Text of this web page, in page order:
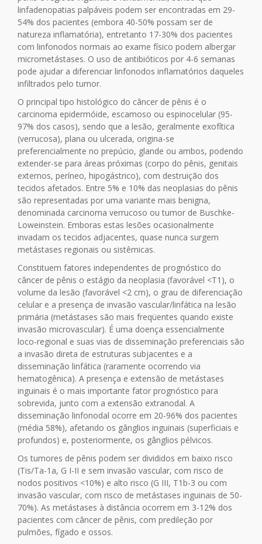
linfadenopatias palpáveis podem ser encontradas em 29-
54% dos pacientes (embora 40-50% possam ser de
natureza inflamatória), entretanto 17-30% dos pacientes
com linfonodos normais ao exame físico podem albergar
micrometástases. O uso de antibióticos por 4-6 semanas
pode ajudar a diferenciar linfonodos inflamatórios daqueles
infiltrados pelo tumor.
O principal tipo histológico do câncer de pênis é o
carcinoma epidermóide, escamoso ou espinocelular (95-
97% dos casos), sendo que a lesão, geralmente exofítica
(verrucosa), plana ou ulcerada, origina-se
preferencialmente no prepúcio, glande ou ambos, podendo
extender-se para áreas próximas (corpo do pênis, genitais
externos, períneo, hipogástrico), com destruição dos
tecidos afetados. Entre 5% e 10% das neoplasias do pênis
são representadas por uma variante mais benigna,
denominada carcinoma verrucoso ou tumor de Buschke-
Loweinstein. Emboras estas lesões ocasionalmente
invadam os tecidos adjacentes, quase nunca surgem
metástases regionais ou sistêmicas.
Constituem fatores independentes de prognóstico do
câncer de pênis o estágio da neoplasia (favorável <T1), o
volume da lesão (favorável <2 cm), o grau de diferenciação
celular e a presença de invasão vascular/linfática na lesão
primária (metástases são mais freqüentes quando existe
invasão microvascular). É uma doença essencialmente
loco-regional e suas vias de disseminação preferenciais são
a invasão direta de estruturas subjacentes e a
disseminação linfática (raramente ocorrendo via
hematogênica). A presença e extensão de metástases
inguinais é o mais importante fator prognóstico para
sobrevida, junto com a extensão extranodal. A
disseminação linfonodal ocorre em 20-96% dos pacientes
(média 58%), afetando os gânglios inguinais (superficiais e
profundos) e, posteriormente, os gânglios pélvicos.
Os tumores de pênis podem ser divididos em baixo risco
(Tis/Ta-1a, G I-II e sem invasão vascular, com risco de
nodos positivos <10%) e alto risco (G III, T1b-3 ou com
invasão vascular, com risco de metástases inguinais de 50-
70%). As metástases à distância ocorrem em 3-12% dos
pacientes com câncer de pênis, com predileção por
pulmões, fígado e ossos.